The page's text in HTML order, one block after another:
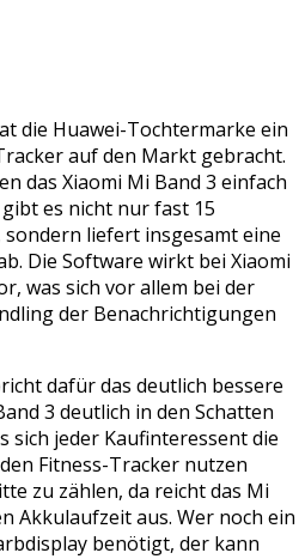
die Huawei-Tochtermarke ein
auf den Markt gebracht.
das Xiaomi Mi Band 3 einfach
es nicht nur fast 15
liefert insgesamt eine
Die Software wirkt bei Xiaomi
was sich vor allem bei der
der Benachrichtigungen
dafür das deutlich bessere
3 deutlich in den Schatten
sich jeder Kaufinteressent die
Fitness-Tracker nutzen
zu zählen, da reicht das Mi
Akkulaufzeit aus. Wer noch ein
benötigt, der kann